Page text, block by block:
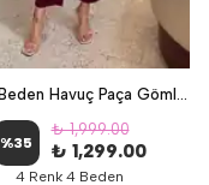
Büyük Beden Havuç Paça Gömlek Yaka Keten İkili Takım - Bordo
%35
₺ 1,999.00
₺ 1,299.00
4 Renk 4 Beden